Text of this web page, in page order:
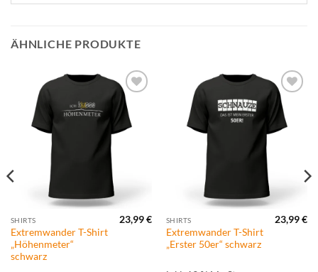
ÄHNLICHE PRODUKTE
Zur
Wunschliste
hinzufügen
SHIRTS
Extremwander T-Shirt
„Höhenmeter“
schwarz
23,99€
Zur
Wunschliste
hinzufügen
SHIRTS
Extremwander T-Shirt
„Erster 50er“ schwarz
23,99€